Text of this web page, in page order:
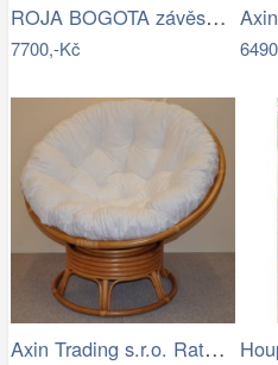
ROJA BOGOTA závěsné křeslo - bez…
7700,-Kč
Axin Trading s.r.o. Ratanový papasan…